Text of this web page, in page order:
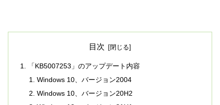
目次
「KB5007253」のアップデート内容
Windows 10、バージョン2004
Windows 10、バージョン20H2